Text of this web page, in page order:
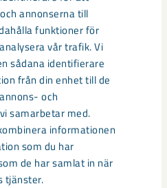
annonserna till
funktioner för
vår trafik. Vi
sådana identifierare
från din enhet till de
och
samarbetar med.
informationen
som du har
de har samlat in när
tjänster.